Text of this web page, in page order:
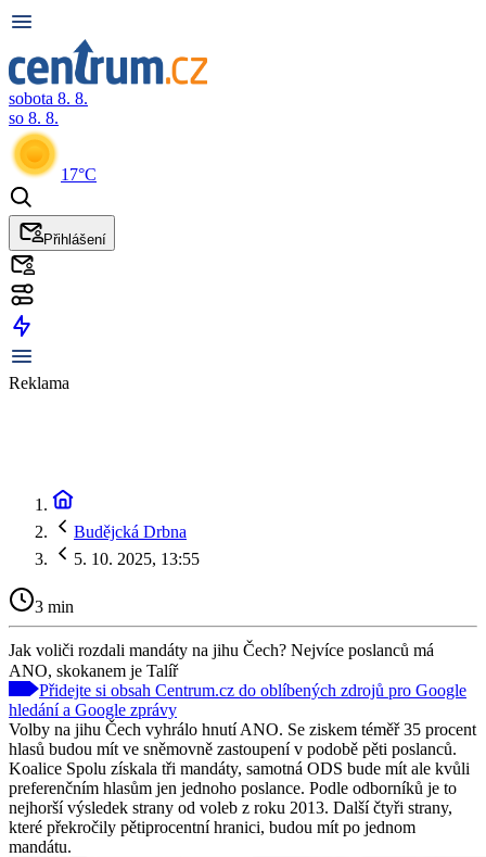
sobota 8. 8.
so 8. 8.
17°C
Přihlášení
Reklama
Budějcká Drbna
5. 10. 2025, 13:55
3 min
Jak voliči rozdali mandáty na jihu Čech? Nejvíce poslanců má
ANO, skokanem je Talíř
Přidejte si obsah Centrum.cz do oblíbených zdrojů pro Google
hledání a Google zprávy
Volby na jihu Čech vyhrálo hnutí ANO. Se ziskem téměř 35 procent
hlasů budou mít ve sněmovně zastoupení v podobě pěti poslanců.
Koalice Spolu získala tři mandáty, samotná ODS bude mít ale kvůli
preferenčním hlasům jen jednoho poslance. Podle odborníků je to
nejhorší výsledek strany od voleb z roku 2013. Další čtyři strany,
které překročily pětiprocentní hranici, budou mít po jednom
mandátu.